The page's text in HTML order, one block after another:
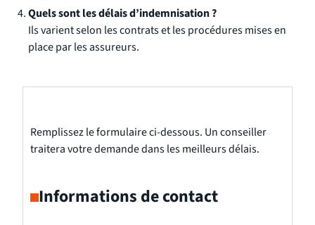
Quels sont les délais d’indemnisation ?
Ils varient selon les contrats et les procédures mises en
place par les assureurs.
Remplissez le formulaire ci-dessous. Un conseiller
traitera votre demande dans les meilleurs délais.
Informations de contact